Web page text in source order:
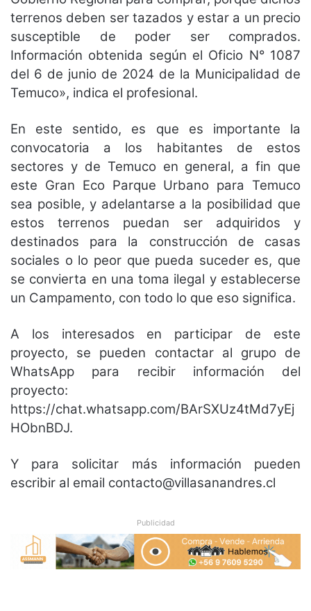
terrenos deben ser tazados y estar a un precio
susceptible de poder ser comprados.
Información obtenida según el Oficio N° 1087
del 6 de junio de 2024 de la Municipalidad de
Temuco», indica el profesional.
En este sentido, es que es importante la
convocatoria a los habitantes de estos
sectores y de Temuco en general, a fin que
este Gran Eco Parque Urbano para Temuco
sea posible, y adelantarse a la posibilidad que
estos terrenos puedan ser adquiridos y
destinados para la construcción de casas
sociales o lo peor que pueda suceder es, que
se convierta en una toma ilegal y establecerse
un Campamento, con todo lo que eso significa.
A los interesados en participar de este
proyecto, se pueden contactar al grupo de
WhatsApp para recibir información del
proyecto:
https://chat.whatsapp.com/BArSXUz4tMd7yEj
HObnBDJ.
Y para solicitar más información pueden
escribir al email contacto@villasanandres.cl
Publicidad